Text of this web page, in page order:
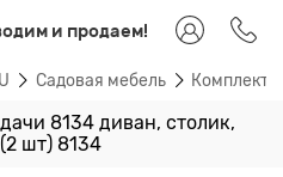
и продаем!
Садовая мебель
8134 диван, столик,
шт) 8134